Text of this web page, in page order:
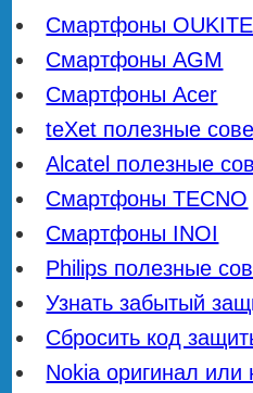
Смартфоны
Смартфоны AGM
Смартфоны Acer
teXet полезные
Alcatel полезные
Смартфоны TECNO
Смартфоны INOI
Philips полезные
Узнать забытый
Сбросить код
Nokia оригинал или